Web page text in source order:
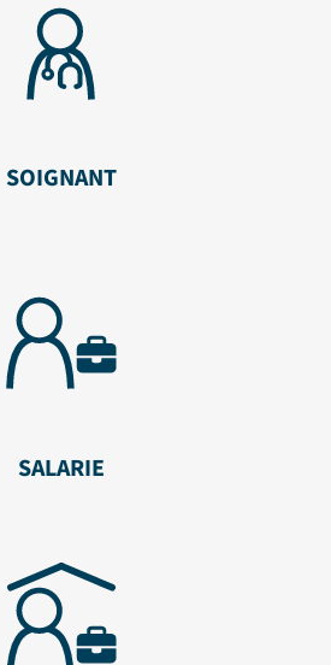
SOIGNANT
SALARIE